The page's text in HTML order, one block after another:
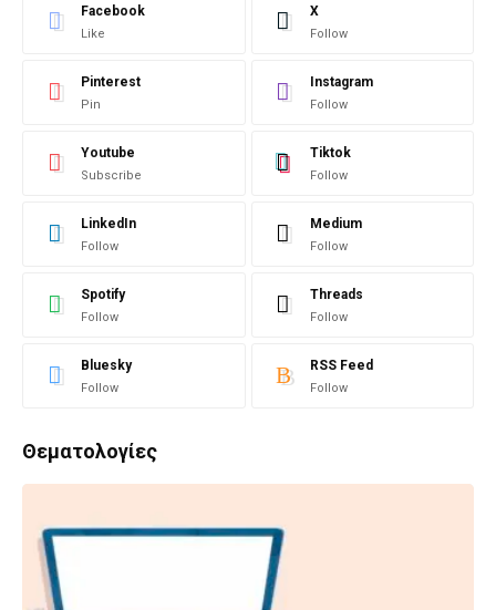
Facebook
Like
X
Follow
Pinterest
Pin
Instagram
Follow
Youtube
Subscribe
Tiktok
Follow
LinkedIn
Follow
Medium
Follow
Spotify
Follow
Threads
Follow
Bluesky
Follow
RSS Feed
Follow
Θεματολογίες